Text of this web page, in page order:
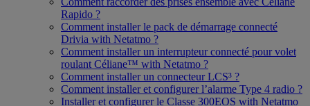
Rapido ?
Comment installer le pack de démarrage connecté
Drivia with Netatmo ?
Comment installer un interrupteur connecté pour volet
roulant Céliane™ with Netatmo ?
Comment installer un connecteur LCS³ ?
Comment installer et configurer l’alarme Type 4 radio ?
Installer et configurer le Classe 300EOS with Netatmo